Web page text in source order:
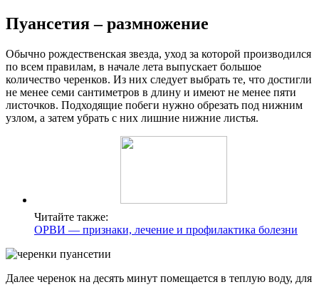
Пуансетия – размножение
Обычно рождественская звезда, уход за которой производился
по всем правилам, в начале лета выпускает большое
количество черенков. Из них следует выбрать те, что достигли
не менее семи сантиметров в длину и имеют не менее пяти
листочков. Подходящие побеги нужно обрезать под нижним
узлом, а затем убрать с них лишние нижние листья.
Читайте также:
ОРВИ — признаки, лечение и профилактика болезни
Далее черенок на десять минут помещается в теплую воду, для